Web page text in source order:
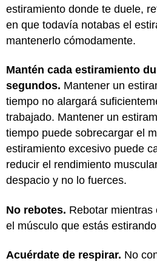
estiramiento donde te duele,
en que todavía notabas el
mantenerlo cómodamente.
Mantén cada estiramiento
segundos. Mantener un
tiempo no alargará
trabajado. Mantener un
tiempo puede sobrecargar el
estiramiento excesivo puede
reducir el rendimiento
despacio y no lo fuerces.
No rebotes. Rebotar mientras
el músculo que estás
Acuérdate de respirar. No